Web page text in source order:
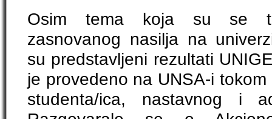
Osim tema koja su se
zasnovanog nasilja na
su predstavljeni rezultati
je provedeno na UNSA-i
studenta/ica, nastavnog i